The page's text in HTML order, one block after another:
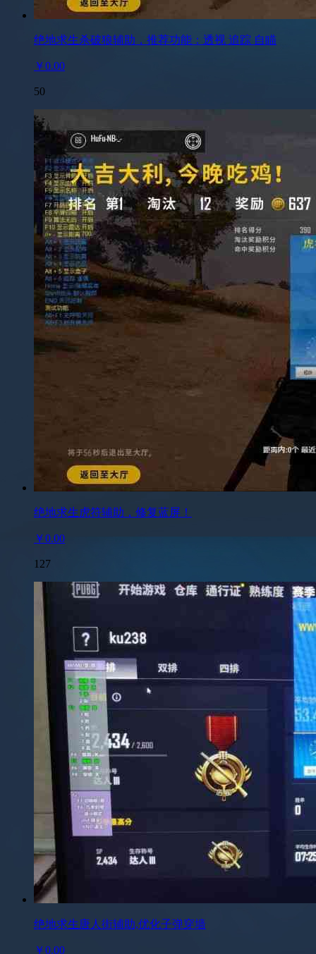
绝地求生杀破狼辅助，推荐功能：透视 追踪 自瞄
￥0.00
50
绝地求生虎符辅助，修复蓝屏！
￥0.00
127
绝地求生唐人街辅助,优化子弹穿墙
￥0.00